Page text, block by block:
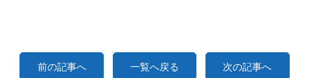
前の記事へ 一覧へ戻る 次の記事へ